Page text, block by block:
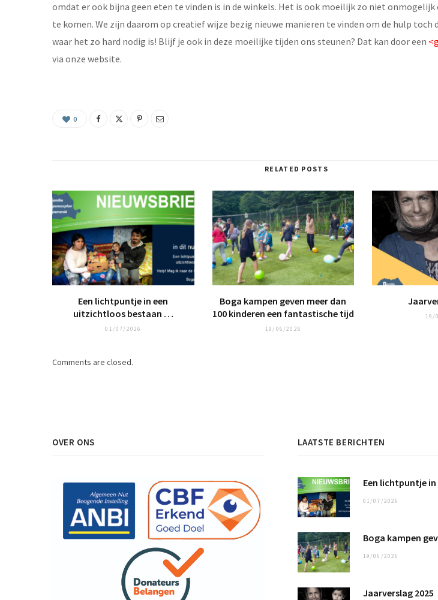
omdat er ook bijna geen eten te vinden is in de winkels. Het is ook moeilijk zo niet onmogelijk
te komen. We zijn daarom op creatief wijze bezig nieuwe manieren te vinden om de hulp toch
waar het zo hard nodig is! Blijf je ook in deze moeilijke tijden ons steunen? Dat kan door een
via onze website.
0
RELATED POSTS
Een lichtpuntje in een
uitzichtloos bestaan …
01/07/2026
Boga kampen geven meer dan
100 kinderen een fantastische tijd
19/06/2026
19/
Comments are closed.
OVER ONS LAATSTE BERICHTEN
01/07/2026
19/06/2026
Jaarverslag 2025